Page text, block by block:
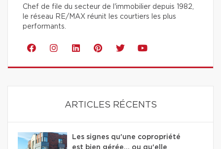
Chef de file du secteur de l'immobilier depuis 1982,
le réseau RE/MAX réunit les courtiers les plus
performants.
ARTICLES RÉCENTS
Les signes qu'une copropriété
est bien gérée… ou qu'elle